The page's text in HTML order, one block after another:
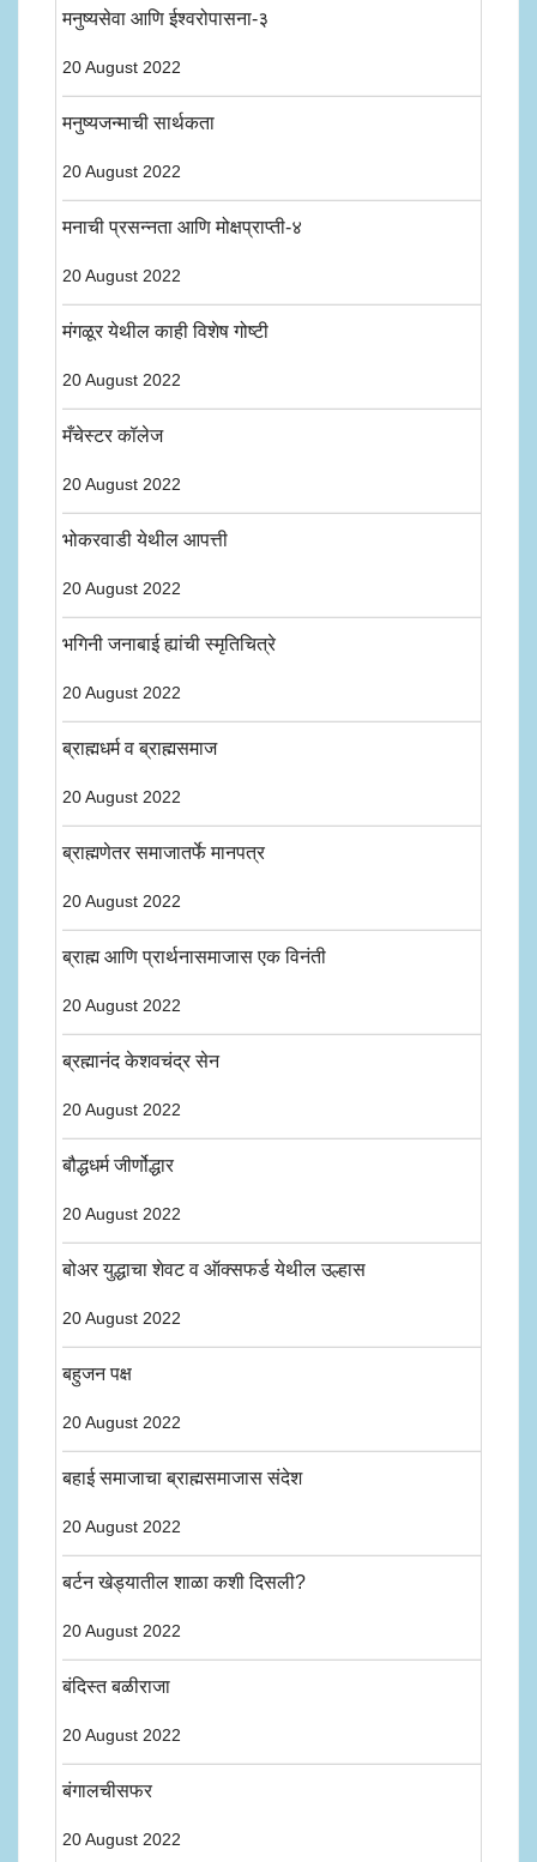
मनुष्यसेवा आणि ईश्वरोपासना-३
20 August 2022
मनुष्यजन्माची सार्थकता
20 August 2022
मनाची प्रसन्नता आणि मोक्षप्राप्ती-४
20 August 2022
मंगळूर येथील काही विशेष गोष्टी
20 August 2022
मँचेस्टर कॉलेज
20 August 2022
भोकरवाडी येथील आपत्ती
20 August 2022
भगिनी जनाबाई ह्यांची स्मृतिचित्रे
20 August 2022
ब्राह्मधर्म व ब्राह्मसमाज
20 August 2022
ब्राह्मणेतर समाजातर्फे मानपत्र
20 August 2022
ब्राह्म आणि प्रार्थनासमाजास एक विनंती
20 August 2022
ब्रह्मानंद केशवचंद्र सेन
20 August 2022
बौद्धधर्म जीर्णोद्धार
20 August 2022
बोअर युद्धाचा शेवट व ऑक्सफर्ड येथील उल्हास
20 August 2022
बहुजन पक्ष
20 August 2022
बहाई समाजाचा ब्राह्मसमाजास संदेश
20 August 2022
बर्टन खेड्यातील शाळा कशी दिसली?
20 August 2022
बंदिस्त बळीराजा
20 August 2022
बंगालचीसफर
20 August 2022